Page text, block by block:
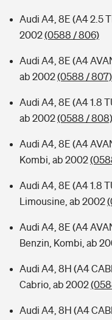
Audi A4, 8E (A4 2.5
2002(0588 / 806)
Audi A4, 8E (A4
ab 2002(0588 / 807)
Audi A4, 8E (A4 1.8
ab 2002(0588 / 808)
Audi A4, 8E (A4
Kombi, ab 2002
Audi A4, 8E (A4 1.8
Limousine, ab 2002
Audi A4, 8E (A4
Benzin, Kombi, ab
Audi A4, 8H (A4
Cabrio, ab 2002
Audi A4, 8H (A4